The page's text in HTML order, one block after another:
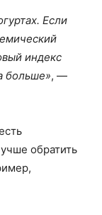
Если
индекс
больше», —
обратить